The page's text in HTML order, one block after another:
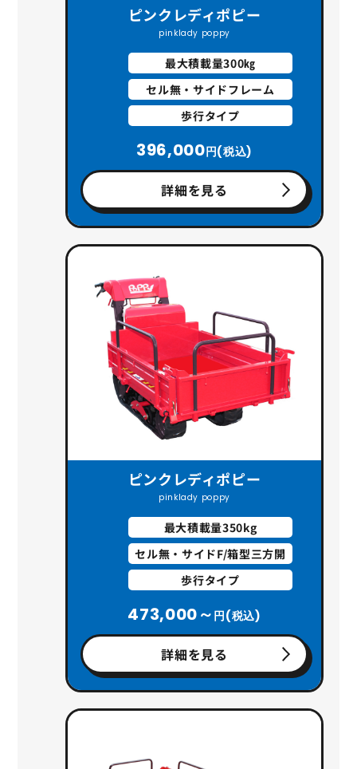
ピンクレディポピー
pinklady poppy
最大積載量300㎏
セル無・サイドフレーム
歩行タイプ
396,000円(税込)
詳細を見る
ピンクレディポピー
pinklady poppy
最大積載量350kg
セル無・サイドF/箱型三方開
歩行タイプ
473,000～ 円(税込)
詳細を見る